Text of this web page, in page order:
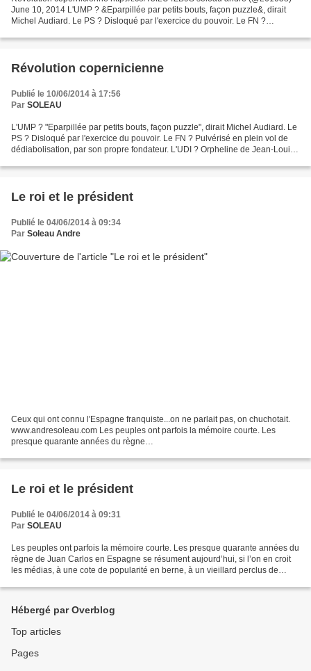
June 10, 2014 L'UMP ? &Eparpillée par petits bouts, façon puzzle&, dirait
Michel Audiard. Le PS ? Disloqué par l'exercice du pouvoir. Le FN ?
Révolution copernicienne
Publié le 10/06/2014 à 17:56
Par SOLEAU
L'UMP ? "Eparpillée par petits bouts, façon puzzle", dirait Michel Audiard. Le
PS ? Disloqué par l'exercice du pouvoir. Le FN ? Pulvérisé en plein vol de
dédiabolisation, par son propre fondateur. L'UDI ? Orpheline de Jean-Louis
Le roi et le président
Publié le 04/06/2014 à 09:34
Par Soleau Andre
Ceux qui ont connu l'Espagne franquiste...on ne parlait pas, on chuchotait.
www.andresoleau.com Les peuples ont parfois la mémoire courte. Les
presque quarante années du règne…
Le roi et le président
Publié le 04/06/2014 à 09:31
Par SOLEAU
Les peuples ont parfois la mémoire courte. Les presque quarante années du
règne de Juan Carlos en Espagne se résument aujourd’hui, si l’on en croit
les médias, à une cote de popularité en berne, à un vieillard perclus de
Hébergé par Overblog
Top articles
Pages